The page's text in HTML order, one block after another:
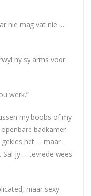
nie mag vat nie …
hy sy arms voor
werk.”
my boobs of my
badkamer
gekies het … maar …
Sal jy … tevrede wees
maar sexy